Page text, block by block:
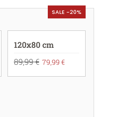
SALE -20%
120x80 cm
89,99 € 79,99 €